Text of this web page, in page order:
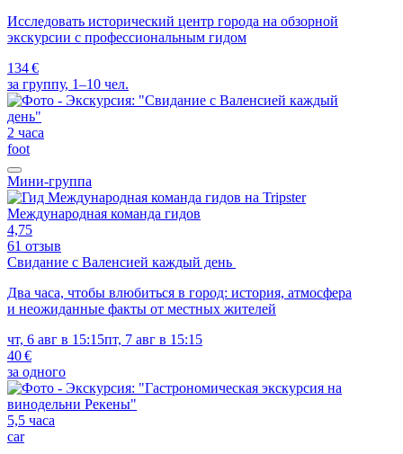
Исследовать исторический центр города на обзорной
экскурсии с профессиональным гидом
134 €
за группу, 1–10 чел.
2 часа
foot
Мини-группа
Международная команда гидов
4,75
61 отзыв
Свидание с Валенсией каждый день
Два часа, чтобы влюбиться в город: история, атмосфера
и неожиданные факты от местных жителей
чт, 6 авг в 15:15пт, 7 авг в 15:15
40 €
за одного
5,5 часа
car